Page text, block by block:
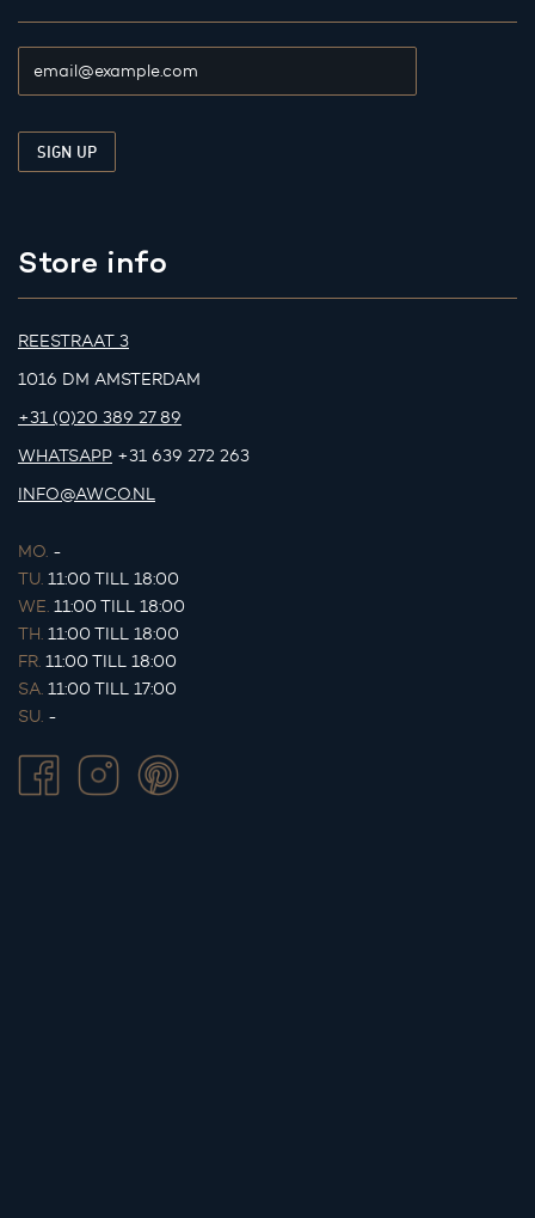
Store info
REESTRAAT 3
1016 DM AMSTERDAM
+31 (0)20 389 27 89
WHATSAPP +31 639 272 263
INFO@AWCO.NL
MO. -
TU. 11:00 TILL 18:00
WE. 11:00 TILL 18:00
TH. 11:00 TILL 18:00
FR. 11:00 TILL 18:00
SA. 11:00 TILL 17:00
SU. -